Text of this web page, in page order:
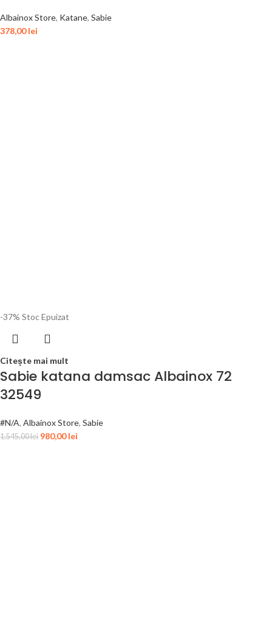
Albainox Store, Katane, Sabie
378,00lei
-37% Stoc Epuizat
Citește mai mult
Sabie katana damsac Albainox 72
32549
#N/A, Albainox Store, Sabie
1.545,00lei 980,00lei